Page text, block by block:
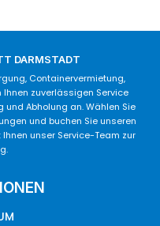
DARMSTADT
Containervermietung,
Ihnen zuverlässigen Service
und Abholung an. Wählen Sie
und buchen Sie unseren
unser Service-Team zur